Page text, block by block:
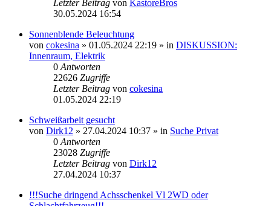
Letzter Beitrag von KastoreBros
30.05.2024 16:54
Sonnenblende Beleuchtung
von cokesina » 01.05.2024 22:19 » in DISKUSSION:
Innenraum, Elektrik
0 Antworten
22626 Zugriffe
Letzter Beitrag von cokesina
01.05.2024 22:19
Schweißarbeit gesucht
von Dirk12 » 27.04.2024 10:37 » in Suche Privat
0 Antworten
23028 Zugriffe
Letzter Beitrag von Dirk12
27.04.2024 10:37
!!!Suche dringend Achsschenkel Vl 2WD oder